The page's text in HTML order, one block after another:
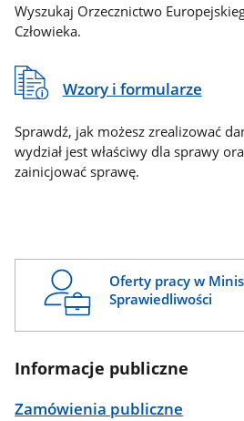
Wyszukaj Orzecznictwo
Człowieka.
Wzory i formularze
Sprawdź, jak możesz zrealizować
wydział jest właściwy dla sprawy
zainicjować sprawę.
Oferty pracy w
Sprawiedliwości
Informacje publiczne
Zamówienia publiczne